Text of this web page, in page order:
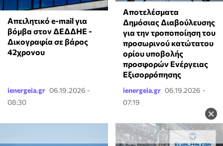
×
Απειλητικό e-mail για
βόμβα στον ΔΕΔΔΗΕ -
Δικογραφία σε βάρος
42χρονου
ienergeia.gr 06.19.2026 -
08:30
Αποτελέσματα
Δημόσιας Διαβούλευσης
για την τροποποίηση του
προσωρινού κατώτατου
ορίου υποβολής
προσφορών Ενέργειας
Εξισορρόπησης
ienergeia.gr 06.19.2026 -
07:19